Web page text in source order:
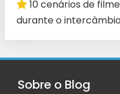
10 cenários de
durante o
Sobre o Blog